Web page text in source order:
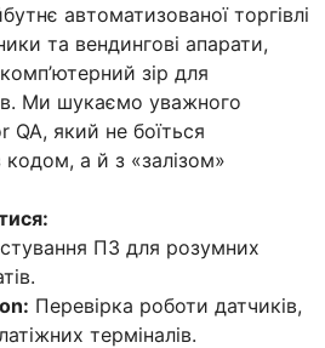
автоматизованої торгівлі
та вендингові апарати,
зір для
Ми шукаємо уважного
QA, який не боїться
а й з «залізом»
ПЗ для розумних
Перевірка роботи датчиків,
терміналів.